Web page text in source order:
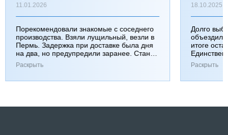
11.01.2026
Порекомендовали знакомые с соседнего
производства. Взяли лущильный, везли в
Пермь. Задержка при доставке была дня
на два, но предупредили заранее. Станок
работает хорошо, к качеству вопросов нет.
Раскрыть
18.10.2025
Долго
итоге
Раскрыть